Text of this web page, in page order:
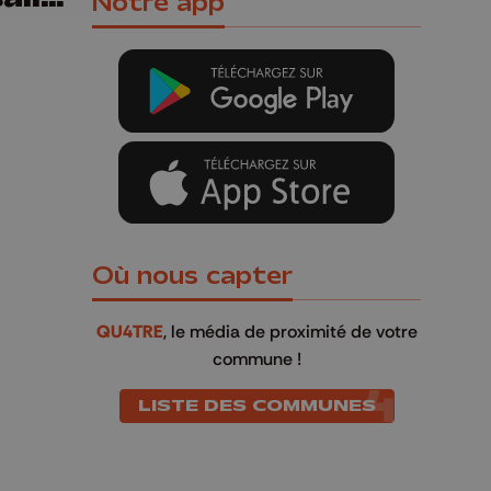
Où nous capter
QU4TRE, le média de proximité de votre
commune !
LISTE DES COMMUNES